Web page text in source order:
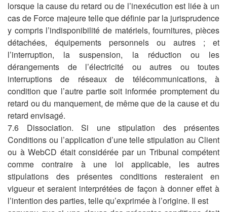
lorsque la cause du retard ou de l’inexécution est liée à un
cas de Force majeure telle que définie par la jurisprudence
y compris l’indisponibilité de matériels, fournitures, pièces
détachées, équipements personnels ou autres ; et
l’interruption, la suspension, la réduction ou les
dérangements de l’électricité ou autres ou toutes
interruptions de réseaux de télécommunications, à
condition que l’autre partie soit informée promptement du
retard ou du manquement, de même que de la cause et du
retard envisagé.
7.6 Dissociation. Si une stipulation des présentes
Conditions ou l’application d’une telle stipulation au Client
ou à WebCD était considérée par un Tribunal compétent
comme contraire à une loi applicable, les autres
stipulations des présentes conditions resteraient en
vigueur et seraient interprétées de façon à donner effet à
l’intention des parties, telle qu’exprimée à l’origine. Il est